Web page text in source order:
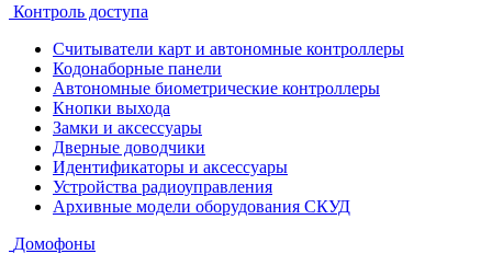
Контроль доступа
Считыватели карт и автономные контроллеры
Кодонаборные панели
Автономные биометрические контроллеры
Кнопки выхода
Замки и аксессуары
Дверные доводчики
Идентификаторы и аксессуары
Устройства радиоуправления
Архивные модели оборудования СКУД
Домофоны